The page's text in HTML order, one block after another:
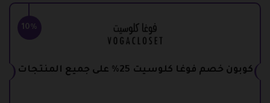
10%
كوبون خصم فوغا كلوسيت 25% على جميع المنتجات